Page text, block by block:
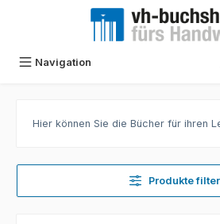
Zum Hauptinhalt springen
Navigation
Hier können Sie die Bücher für ihren
Produkte